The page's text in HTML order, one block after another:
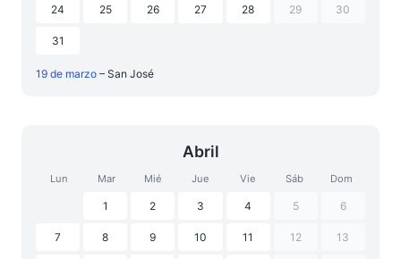
24 25 26 27 28 29 30
31
19 de marzo – San José
Abril
Lun Mar Mié Jue Vie Sáb Dom
1 2 3 4 5 6
7 8 9 10 11 12 13